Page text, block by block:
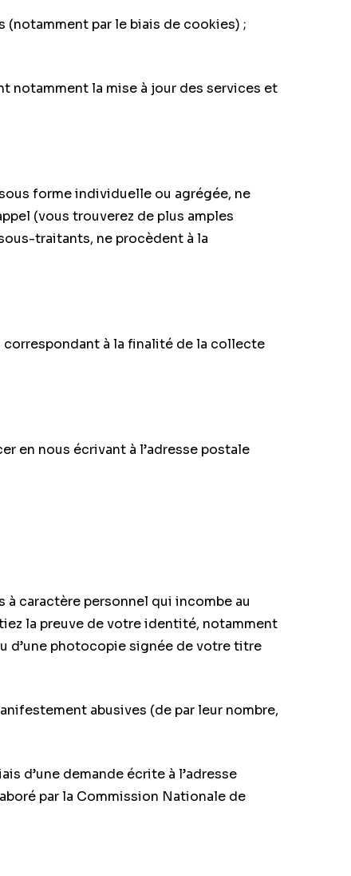
par le biais de cookies) ;
notamment la mise à jour des services et
forme individuelle ou agrégée, ne
(vous trouverez de plus amples
traitants, ne procèdent à la
à la finalité de la collecte
en nous écrivant à l’adresse postale
caractère personnel qui incombe au
la preuve de votre identité, notamment
d’une photocopie signée de votre titre
abusives (de par leur nombre,
d’une demande écrite à l’adresse
par la Commission Nationale de